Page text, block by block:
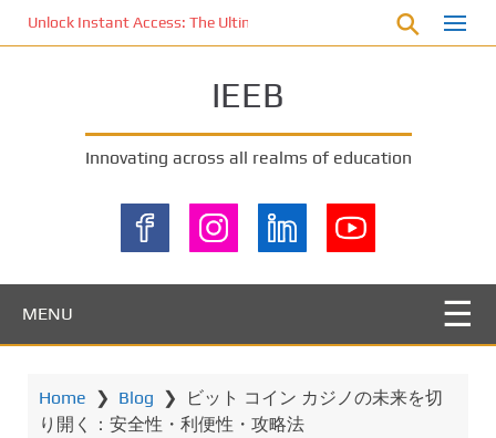
Unlock Instant Access: The Ultimate KOI77 LOGIN Experience for
IEEB
Innovating across all realms of education
MENU
Home ❯ Blog ❯
ビット コイン カジノの未来を切
り開く：安全性・利便性・攻略法